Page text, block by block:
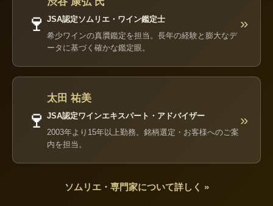
🍷 JSA認定ソムリエ・ワイン鑑定士
希少ワインの真贋鑑定を担当。長年の経験と膨大なデ
ータに基づく確かな鑑定眼。
»
🍷
太田 祐美
JSA認定ワインエキスパート・アドバイザー
2003年より15年以上勤務。銘柄選定・お客様へのご案
内を担当。
»
ソムリエ・専門家について詳しく »